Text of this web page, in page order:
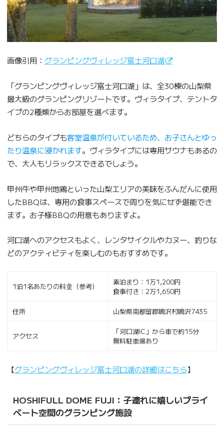
画像引用： グランピングヴィレッジ富士河口湖
「グランピングヴィレッジ富士河口湖」は、全30棟の山梨県
最大級のグランピングリゾートです。ヴィラタイプ、テントタ
イプの2種類からお部屋を選べます。
どちらのタイプも客室温泉が付いているため、お子さんとゆっ
たり温泉に浸かれます。ヴィラタイプには専用サウナもあるの
で、大人もリラックスできるでしょう。
甲州牛や甲州地鶏といった山梨エリアの美味をふんだんに使用
したBBQは、専用の食事スペースで周りを気にせず堪能でき
ます。お子様BBQの用意もありますよ。
河口湖へのアクセスもよく、レンタサイクルやカヌー、釣りな
どのアクティビティを楽しむのもおすすめです。
1泊1名あたりの料金（参考）
素泊まり：1万1,200円
食事付き：2万1,650円
住所 山梨県南都留郡鳴沢村鳴沢7435
アクセス
「河口湖IC」から車で約15分
無料駐車場あり
【グランピングヴィレッジ富士河口湖の詳細はこちら】
HOSHIFULL DOME FUJI：子連れに嬉しいプライ
ベート空間のグランピング施設